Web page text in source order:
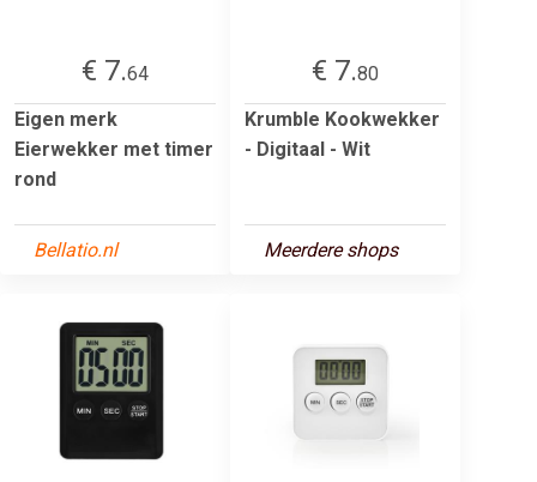
€ 7.64
Eigen merk
Eierwekker met timer
rond
Bellatio.nl
€ 7.80
Krumble Kookwekker
- Digitaal - Wit
Meerdere shops